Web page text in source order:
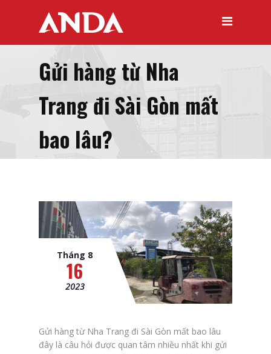
Gửi hàng từ Nha
Trang đi Sài Gòn mất
bao lâu?
Tháng 8
16
2023
Gửi hàng từ Nha Trang đi Sài Gòn mất bao lâu
đây là câu hỏi được quan tâm nhiều nhất khi gửi